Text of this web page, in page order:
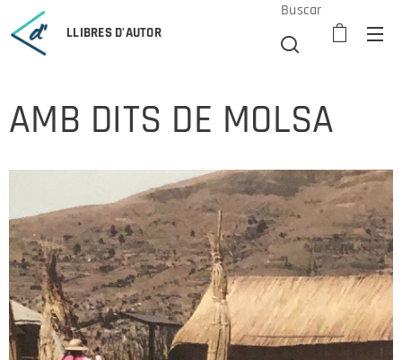
LLIBRES D'AUTOR
Buscar
AMB DITS DE MOLSA